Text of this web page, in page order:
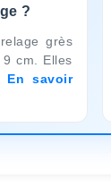
?
grès
cm. Elles
En savoir